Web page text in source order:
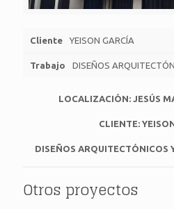
Cliente YEISON GARCÍA
Trabajo DISEÑOS
LOCALIZACIÓN: JESÚS
CLIENTE:
DISEÑOS ARQUITECTÓNICOS
Otros proyectos